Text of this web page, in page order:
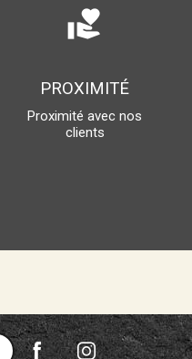
volunteer_activism
PROXIMITÉ
Proximité avec nos
clients